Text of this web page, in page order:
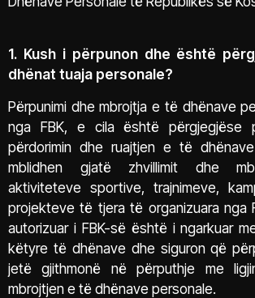
1. Kush i përpunon dhe është
dhënat tuaja personale?
Përpunimi dhe mbrojtja e të dhënave
nga FBK, e cila është përgjegjëse
përdorimin dhe ruajtjen e të
mblidhen gjatë zhvillimit dhe
aktiviteteve sportive, trajnimeve,
projekteve të tjera të organizuara nga
autorizuar i FBK-së është i ngarkuar
këtyre të dhënave dhe siguron që
jetë gjithmonë në përputhje me
mbrojtjen e të dhënave personale.